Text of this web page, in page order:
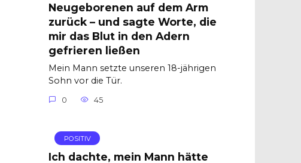
Neugeborenen auf dem Arm
zurück – und sagte Worte, die
mir das Blut in den Adern
gefrieren ließen
Mein Mann setzte unseren 18-jährigen
Sohn vor die Tür.
0 45
POSITIV
Ich dachte, mein Mann hätte